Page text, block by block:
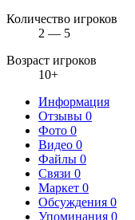
Количество игроков
2 — 5
Возраст игроков
10+
Информация
Отзывы 0
Фото 0
Видео 0
Файлы 0
Связи 0
Маркет 0
Обсуждения 0
Упоминания 0